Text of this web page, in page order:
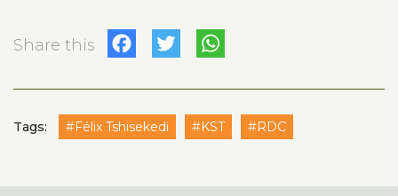
Share this Facebook
Twitter
Tags: #Félix Tshisekedi #KST #RDC